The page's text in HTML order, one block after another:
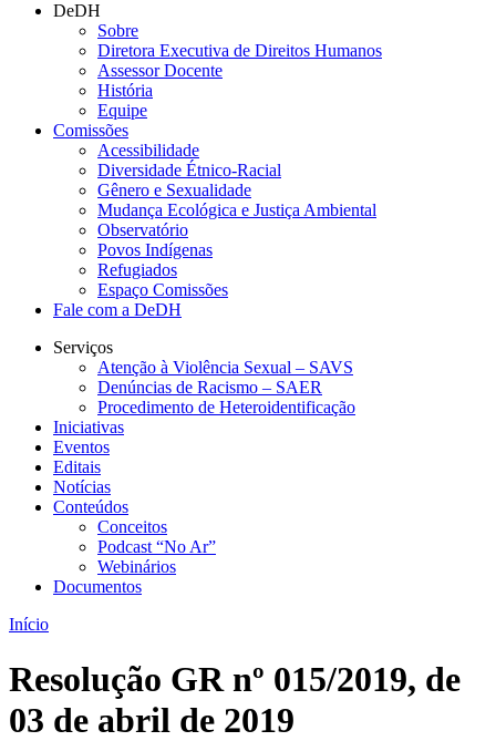
DeDH
Sobre
Diretora Executiva de Direitos Humanos
Assessor Docente
História
Equipe
Comissões
Acessibilidade
Diversidade Étnico-Racial
Gênero e Sexualidade
Mudança Ecológica e Justiça Ambiental
Observatório
Povos Indígenas
Refugiados
Espaço Comissões
Fale com a DeDH
Serviços
Atenção à Violência Sexual – SAVS
Denúncias de Racismo – SAER
Procedimento de Heteroidentificação
Iniciativas
Eventos
Editais
Notícias
Conteúdos
Conceitos
Podcast “No Ar”
Webinários
Documentos
Início
Resolução GR nº 015/2019, de
03 de abril de 2019